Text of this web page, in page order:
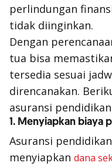
perlindungan
tidak diinginkan.
Dengan
tua bisa
tersedia sesuai
direncanakan.
asuransi
1. Menyiapkan biaya
Asuransi
menyiapkan dana